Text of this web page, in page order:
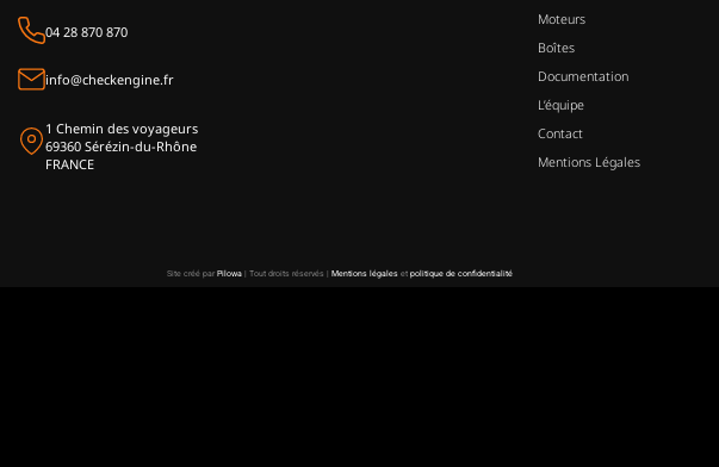
04 28 870 870
info@checkengine.fr
1 Chemin des voyageurs
69360 Sérézin-du-Rhône
FRANCE
Moteurs
Boîtes
Documentation
L’équipe
Contact
Mentions Légales
Site créé par Pilowa | Tout droits réservés | Mentions légales et politique de confidentialité